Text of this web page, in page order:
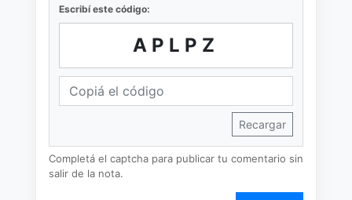
Escribí este código:
APLPZ
Recargar
Completá el captcha para publicar tu comentario sin
salir de la nota.